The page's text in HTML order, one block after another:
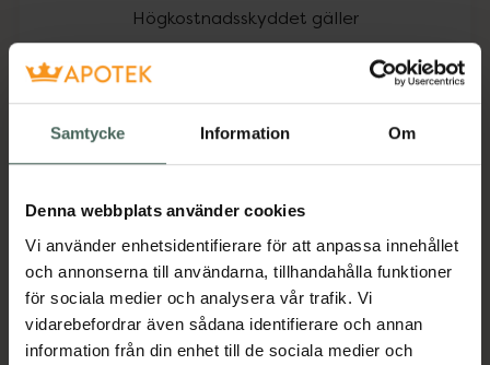
Samtycke Information Om
Denna webbplats använder cookies
Vi använder enhetsidentifierare för att anpassa innehållet
och annonserna till användarna, tillhandahålla funktioner
för sociala medier och analysera vår trafik. Vi
vidarebefordrar även sådana identifierare och annan
information från din enhet till de sociala medier och
Högkostnadsskyddet gäller
269,09 kr
Köp via ditt recept
Aktuella erbjudanden
Beskrivning Dölj